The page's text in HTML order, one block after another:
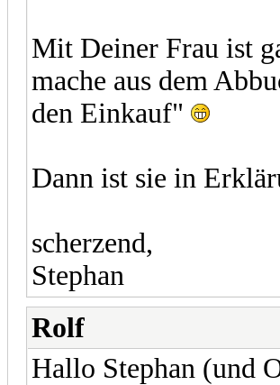
Mit Deiner Frau ist
mache aus dem
den Einkauf"
Dann ist sie in
scherzend,
Stephan
Rolf
Hallo Stephan (und